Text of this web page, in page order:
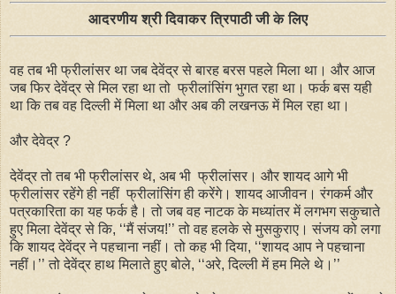
आदरणीय श्री दिवाकर त्रिपाठी जी के लिए
वह तब भी फ्रीलांसर था जब देवेंद्र से बारह बरस पहले मिला था। और आज
जब फिर देवेंद्र से मिल रहा था तो फ्रीलांसिंग भुगत रहा था। फर्क बस यही
था कि तब वह दिल्ली में मिला था और अब की लखनऊ में मिल रहा था।
और देवेद्र ?
देवेंद्र तो तब भी फ्रीलांसर थे, अब भी फ्रीलांसर। और शायद आगे भी
फ्रीलांसर रहेंगे ही नहीं फ्रीलांसिंग ही करेंगे। शायद आजीवन। रंगकर्म और
पत्रकारिता का यह फर्क है। तो जब वह नाटक के मध्यांतर में लगभग सकुचाते
हुए मिला देवेंद्र से कि, ‘‘मैं संजय!’’ तो वह हलके से मुसकुराए। संजय को लगा
कि शायद देवेंद्र ने पहचाना नहीं। तो कह भी दिया, ‘‘शायद आप ने पहचाना
नहीं।’’ तो देवेंद्र हाथ मिलाते हुए बोले, ‘‘अरे, दिल्ली में हम मिले थे।’’